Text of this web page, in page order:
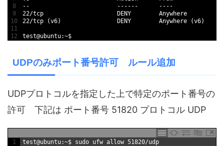
8
9
10
11
12
--
-- -- -- -- --
22/tcp DENY Anywhere
22/tcp (v6) DENY Anywhere (v6)
test@ubuntu:~$
UDPのみポート番号許可 ルール追加
UDPプロトコルを指定した上で特定のポート番号の
許可 下記は ポート番号 51820 プロトコル UDP
1
test@ubuntu:~$ sudo ufw allow 51820/udp